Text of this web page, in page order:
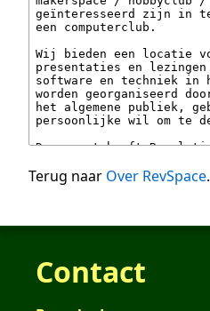
Terug naar Over RevSpace.
Contact